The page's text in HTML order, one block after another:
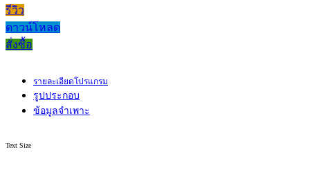
รีวิว
ดาวน์โหลด
สั่งซื้อ
รายละเอียดโปรแกรม
รูปประกอบ
ข้อมูลจำเพาะ
Text Size